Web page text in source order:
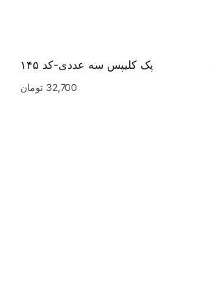
پک کلیپس سه عددی-کد ۱۴۵
32,700 تومان